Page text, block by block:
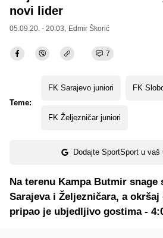
novi lider
05.09.20. - 20:03, Edmir Škorić
7
Teme:
FK Sarajevo juniori FK
FK Željezničar juniori
Dodajte SportSport u vaš
Na terenu Kampa Butmir
Sarajeva i Željezničara, a
pripao je ubjedljivo gostima -